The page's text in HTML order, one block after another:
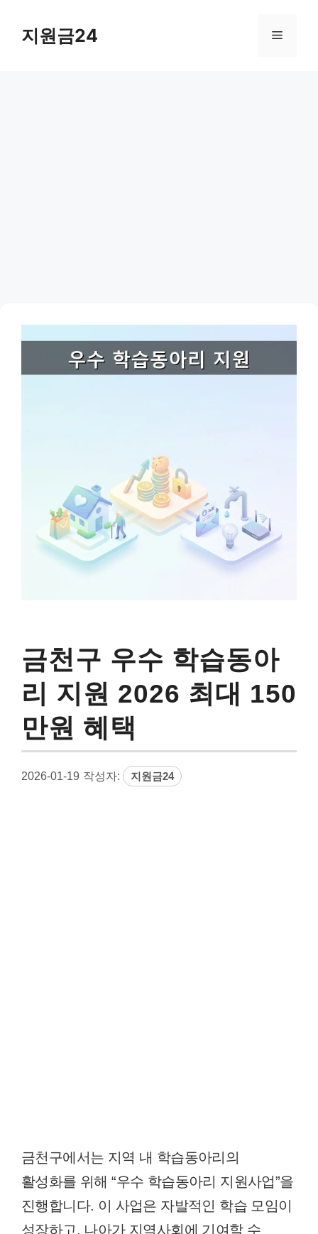
지원금24 메
금천구 우수 학습동아
리 지원 2026 최대 150
만원 혜택
2026-01-19 작성자: 지원금24
금천구에서는 지역 내 학습동아리의
활성화를 위해 “우수 학습동아리 지원사업”을
진행합니다. 이 사업은 자발적인 학습 모임이
성장하고, 나아가 지역사회에 기여할 수